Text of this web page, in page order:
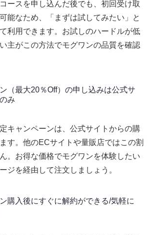
ースを申し込んだ後でも、初回受け取
能なため、「まずは試してみたい」と
利用できます。お試しのハードルが低
主がこの方法でモグワンの品質を確認
（最大20％Off）の申し込みは公式サ
み
キャンペーンは、公式サイトからの購
す。他のECサイトや量販店ではこの割
。お得な価格でモグワンを体験したい
ジを経由して注文しましょう。
購入後にすぐに解約ができる/気軽に